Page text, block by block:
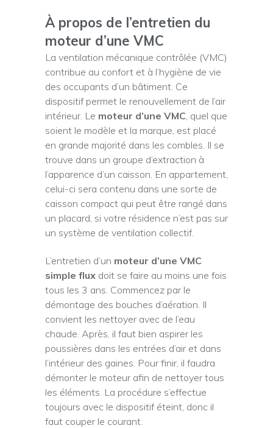
À propos de l’entretien du
moteur d’une VMC
La ventilation mécanique contrôlée (VMC)
contribue au confort et à l’hygiène de vie
des occupants d’un bâtiment. Ce
dispositif permet le renouvellement de l’air
intérieur. Le moteur d’une VMC , quel que
soient le modèle et la marque, est placé
en grande majorité dans les combles. Il se
trouve dans un groupe d’extraction à
l’apparence d’un caisson. En appartement,
celui-ci sera contenu dans une sorte de
caisson compact qui peut être rangé dans
un placard, si votre résidence n’est pas sur
un système de ventilation collectif.
L’entretien d’un moteur d’une VMC
simple flux doit se faire au moins une fois
tous les 3 ans. Commencez par le
démontage des bouches d’aération. Il
convient les nettoyer avec de l’eau
chaude. Après, il faut bien aspirer les
poussières dans les entrées d’air et dans
l’intérieur des gaines. Pour finir, il faudra
démonter le moteur afin de nettoyer tous
les éléments. La procédure s’effectue
toujours avec le dispositif éteint, donc il
faut couper le courant.